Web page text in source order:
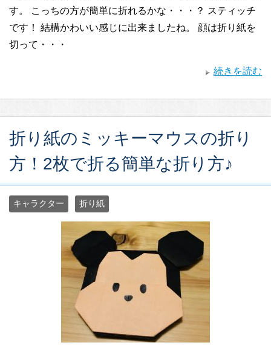
す。 こっちの方が簡単に折れるかな・・・？ スティッチ
です！ 結構かわいい感じに出来ましたね。 顔は折り紙を
切って・・・
続きを読む
折り紙のミッキーマウスの折り
方！2枚で折る簡単な折り方♪
キャラクター 折り紙